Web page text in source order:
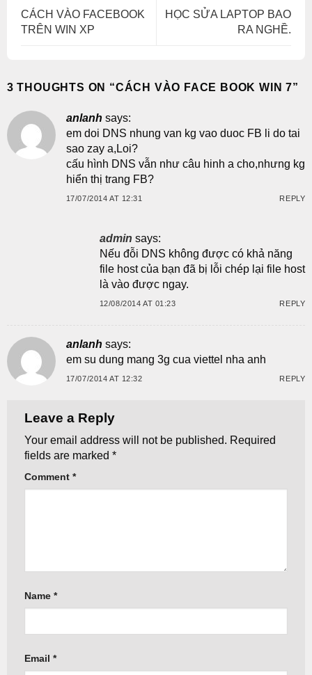
CÁCH VÀO FACEBOOK
TRÊN WIN XP
HỌC SỬA LAPTOP BAO
RA NGHỀ.
3 THOUGHTS ON “CÁCH VÀO FACE BOOK WIN 7”
anlanh says:
em doi DNS nhung van kg vao duoc FB li do tai
sao zay a,Loi?
cấu hình DNS vẫn như câu hinh a cho,nhưng kg
hiển thị trang FB?
17/07/2014 AT 12:31 REPLY
admin says:
Nếu đỗi DNS không được có khả năng
file host của bạn đã bị lỗi chép lại file host
là vào được ngay.
12/08/2014 AT 01:23 REPLY
anlanh says:
em su dung mang 3g cua viettel nha anh
17/07/2014 AT 12:32 REPLY
Leave a Reply
Your email address will not be published. Required
fields are marked *
Comment *
Name *
Email *